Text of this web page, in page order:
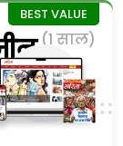
(1 साल)